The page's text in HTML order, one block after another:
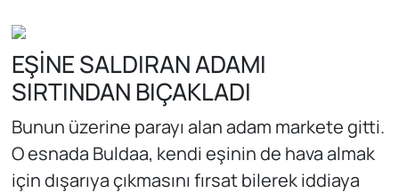
EŞİNE SALDIRAN ADAMI
SIRTINDAN BIÇAKLADI
Bunun üzerine parayı alan adam markete gitti.
O esnada Buldaa, kendi eşinin de hava almak
için dışarıya çıkmasını fırsat bilerek iddiaya